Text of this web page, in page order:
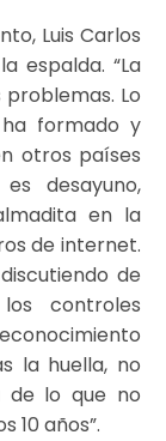
Luis Carlos
espalda. “La
Lo
formado y
otros países
desayuno,
en la
de internet.
de
controles
la huella, no
de lo que no
10 años”.